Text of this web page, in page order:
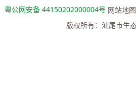
粤公网安备 44150202000004号 网站地图
版权所有：汕尾市生